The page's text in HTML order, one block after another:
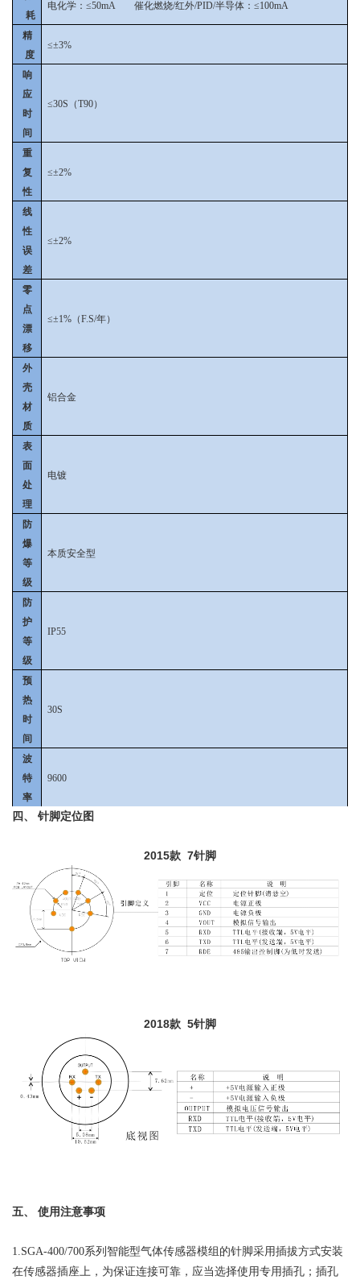
耗
电化学：≤50mA 催化燃烧/红外/PID/半导体：≤100mA
精
度
≤±3%
响
应
时
间
≤30S（T90）
重
复
性
≤±2%
线
性
误
差
≤±2%
零
点
漂
移
≤±1%（F.S/年）
外
壳
材
质
铝合金
表
面
处
理
电镀
防
爆
等
级
本质安全型
防
护
等
级
IP55
预
热
时
间
30S
波
特
率
9600
四、 针脚定位图
2015款 7针脚
2018款 5针脚
五、 使用注意事项
1.SGA-400/700系列智能型气体传感器模组的针脚采用插拔方式安装
在传感器插座上，为保证连接可靠，应当选择使用专用插孔；插孔